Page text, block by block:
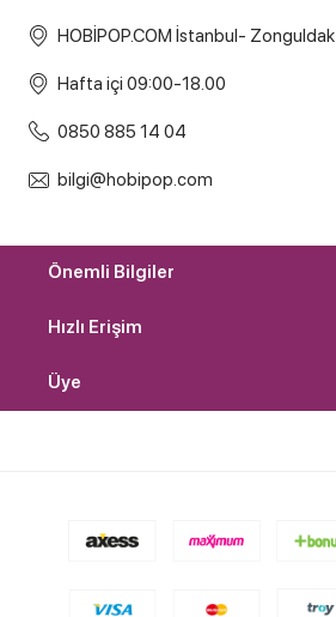
HOBİPOP.COM İstanbul- Zonguldak
Hafta içi 09:00-18.00
0850 885 14 04
bilgi@hobipop.com
Önemli Bilgiler
Hızlı Erişim
Üye